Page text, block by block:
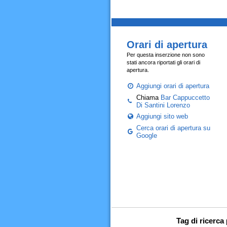
Orari di apertura
Per questa inserzione non sono
stati ancora riportati gli orari di
apertura.
Aggiungi orari di apertura
Chiama Bar Cappuccetto
Di Santini Lorenzo
Aggiungi sito web
Cerca orari di apertura su
Google
Tag di